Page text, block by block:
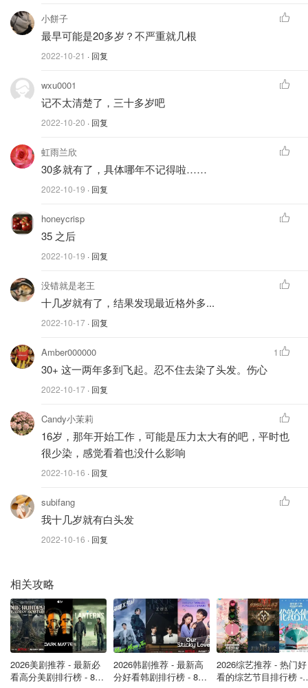
小餅子
最早可能是20多岁？不严重就几根
2022-10-21 · 回复
wxu0001
记不太清楚了，三十多岁吧
2022-10-20 · 回复
虹雨兰欣
30多就有了，具体哪年不记得啦……
2022-10-19 · 回复
honeycrisp
35 之后
2022-10-19 · 回复
没错就是老王
十几岁就有了，结果发现最近格外多...
2022-10-17 · 回复
Amber000000
30+ 这一两年多到飞起。忍不住去染了头发。伤心
2022-10-17 · 回复
1
Candy小茉莉
16岁，那年开始工作，可能是压力太大有的吧，平时也
很少染，感觉看着也没什么影响
2022-10-16 · 回复
subifang
我十几岁就有白头发
2022-10-16 · 回复
相关攻略
2026美剧推荐 - 最新必
看高分美剧排行榜 - 8月
2026韩剧推荐 - 最新高
分好看韩剧排行榜 - 8月
2026综艺推荐 - 热门好
看的综艺节目排行榜 -